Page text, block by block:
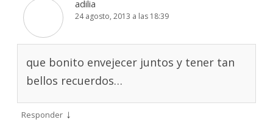
adilia
24 agosto, 2013 a las 18:39
que bonito envejecer juntos y tener tan
bellos recuerdos…
Responder ↓